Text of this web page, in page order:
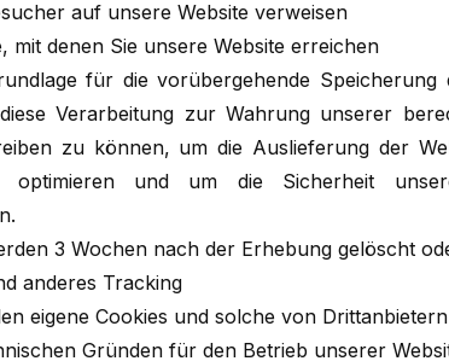
auf unsere Website verweisen
mit denen Sie unsere Website erreichen
für die vorübergehende
Verarbeitung zur Wahrung unserer
zu können, um die Auslieferung der
optimieren und um die Sicherheit
3 Wochen nach der Erhebung gelöscht
anderes Tracking
eigene Cookies und solche von
Gründen für den Betrieb unserer